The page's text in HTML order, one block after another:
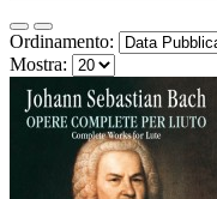
Ordinamento:
Mostra: